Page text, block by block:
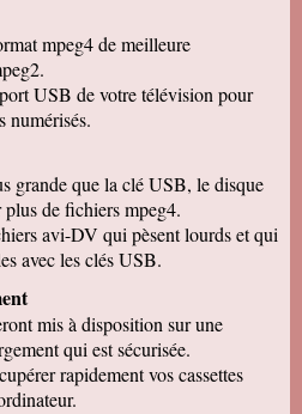
efficace, sympathique et
marché, je recommande
VISIONNER NOS FILMS
REMERCIER POUR
que j'ai revécu mon
à Séville, grace à votre
recue ce matin.
féliciter pour la qualité
manquerai pas de parler
mpeg4 de meilleure
USB de votre télévision pour
numérisés.
grande que la clé USB, le disque
de fichiers mpeg4.
avi-DV qui pèsent lourds et qui
avec les clés USB.
mis à disposition sur une
qui est sécurisée.
rapidement vos cassettes